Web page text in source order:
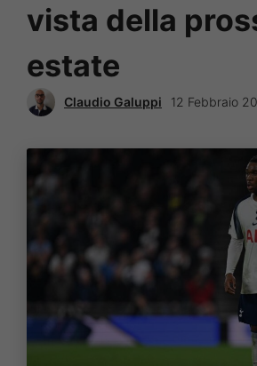
vista della
estate
Claudio Galuppi 12 Febbraio